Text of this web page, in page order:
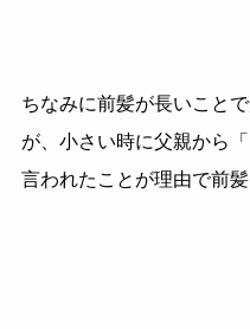
ちなみに前髪が長いこと
が、小さい時に父親から
言われたことが理由で前